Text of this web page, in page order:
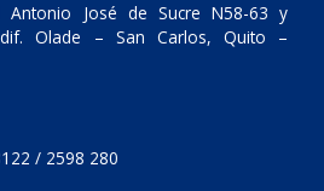
Antonio José de Sucre N58-63 y
Olade – San Carlos, Quito –
/ 2598 280